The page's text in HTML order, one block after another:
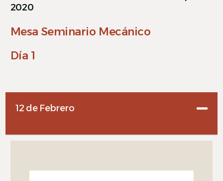
2020
Mesa Seminario Mecánico
Día 1
12 de Febrero